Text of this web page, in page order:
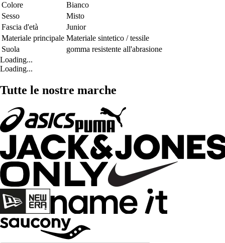
Colore
Bianco
Sesso
Misto
Fascia d'età
Junior
Materiale principale Materiale sintetico / tessile
Suola
gomma resistente all'abrasione
Loading...
Loading...
Tutte le nostre marche